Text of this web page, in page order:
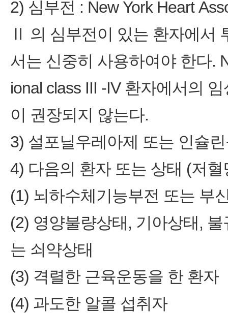
2) 심부전 : New York Heart
Ⅱ 의 심부전이 있는 환자에서
서는 신중히 사용하여야 한다.
ional class III -IV 환자에서의
이 권장되지 않는다.
3) 설포닐우레아제 또는 인슐
4) 다음의 환자 또는 상태 (저
(1) 뇌하수체기능부전 또는 부
(2) 영양불량상태, 기아상태,
는 쇠약상태
(3) 격렬한 근육운동을 한 환자
(4) 과도한 알콜 섭취자